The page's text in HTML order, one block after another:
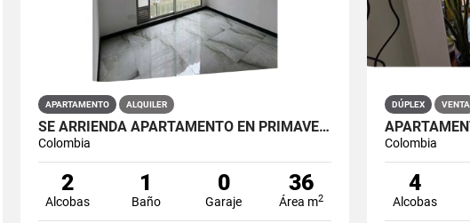
APARTAMENTO ALQUILER
SE ARRIENDA APARTAMENTO EN PRIMAVERA 6-39 ET 2 PISO 3 PARS ESTRENAR
Colombia
2
Alcobas
1
Baño
0
Garaje
36
Área m2
DÚPLEX VENTA
Colombia
4
Alcobas